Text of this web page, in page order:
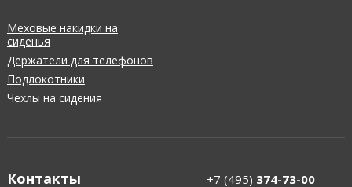
Меховые накидки на
сиденья
Держатели для телефонов
Подлокотники
Чехлы на сидения
Контакты +7 (495) 374-73-00